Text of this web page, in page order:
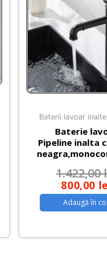
Baterii lavoar
Baterie
Pipeline inalta
1.422,00
800,00
Adaugă în